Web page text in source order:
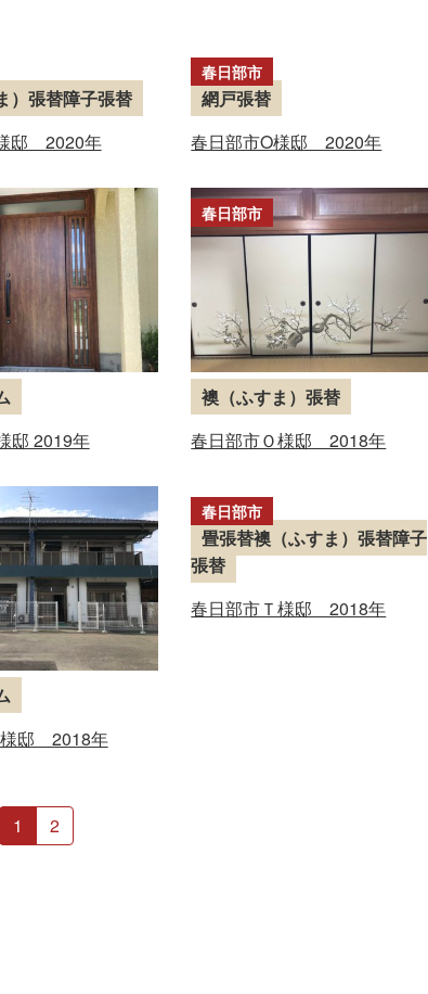
）張替障子張替
邸 2020年
春日部市
網戸張替
春日部市O様邸 2020年
邸 2019年
春日部市
襖（ふすま）張替
春日部市Ｏ様邸 2018年
邸 2018年
春日部市
畳張替襖（ふすま）張替障子
張替
春日部市Ｔ様邸 2018年
1 2